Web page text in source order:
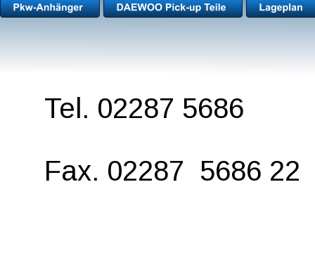
Tel. 02287 5686
Fax. 02287  5686 22